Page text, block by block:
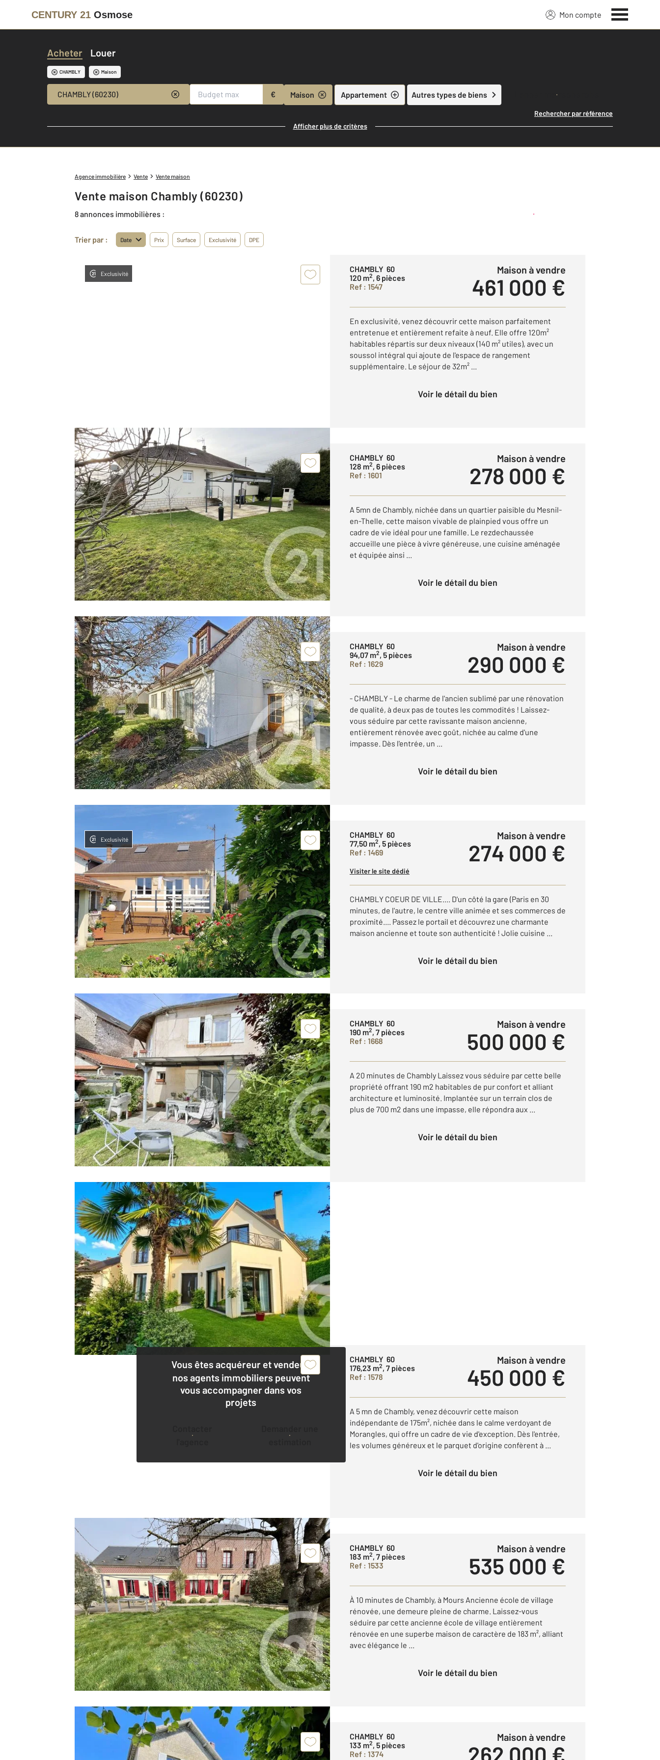
CENTURY 21 Osmose Mon compte
Acheter Louer
CHAMBLY Maison
CHAMBLY (60230) € Maison Appartement Autres types de biens Lancer ma recherche
Rechercher par référence
Afficher plus de critères
Agence immobilière Vente Vente maison
Vente maison Chambly (60230)
8 annonces immobilières : Créer une alerte
Trier par : Date Prix Surface Exclusivité DPE
Exclusivité
CHAMBLY 60
120 m2, 6 pièces
Ref : 1547
Maison à vendre
461 000 €
En exclusivité, venez découvrir cette maison parfaitement
entretenue et entièrement refaite à neuf. Elle offre 120m²
habitables répartis sur deux niveaux (140 m² utiles), avec un
soussol intégral qui ajoute de l'espace de rangement
supplémentaire. Le séjour de 32m² ...
Voir le détail du bien
CHAMBLY 60
128 m2, 6 pièces
Ref : 1601
Maison à vendre
278 000 €
A 5mn de Chambly, nichée dans un quartier paisible du Mesnil-
en-Thelle, cette maison vivable de plainpied vous offre un
cadre de vie idéal pour une famille. Le rezdechaussée
accueille une pièce à vivre généreuse, une cuisine aménagée
et équipée ainsi ...
Voir le détail du bien
CHAMBLY 60
94,07 m2, 5 pièces
Ref : 1629
Maison à vendre
290 000 €
- CHAMBLY - Le charme de l'ancien sublimé par une rénovation
de qualité, à deux pas de toutes les commodités ! Laissez-
vous séduire par cette ravissante maison ancienne,
entièrement rénovée avec goût, nichée au calme d'une
impasse. Dès l'entrée, un ...
Voir le détail du bien
Exclusivité
CHAMBLY 60
77,50 m2, 5 pièces
Ref : 1469
Maison à vendre
274 000 €
Visiter le site dédié
CHAMBLY COEUR DE VILLE.... D'un côté la gare (Paris en 30
minutes, de l'autre, le centre ville animée et ses commerces de
proximité.... Passez le portail et découvrez une charmante
maison ancienne et toute son authenticité ! Jolie cuisine ...
Voir le détail du bien
CHAMBLY 60
190 m2, 7 pièces
Ref : 1668
Maison à vendre
500 000 €
A 20 minutes de Chambly Laissez vous séduire par cette belle
propriété offrant 190 m2 habitables de pur confort et alliant
architecture et luminosité. Implantée sur un terrain clos de
plus de 700 m2 dans une impasse, elle répondra aux ...
Voir le détail du bien
Vous êtes acquéreur et vendeur,
nos agents immobiliers peuvent
vous accompagner dans vos
projets
CHAMBLY 60
176,23 m2, 7 pièces
Ref : 1578
Maison à vendre
450 000 €
A 5 mn de Chambly, venez découvrir cette maison
indépendante de 175m², nichée dans le calme verdoyant de
Morangles, qui offre un cadre de vie d'exception. Dès l'entrée,
les volumes généreux et le parquet d'origine confèrent à ...
Voir le détail du bien
CHAMBLY 60
183 m2, 7 pièces
Ref : 1533
Maison à vendre
535 000 €
À 10 minutes de Chambly, à Mours Ancienne école de village
rénovée, une demeure pleine de charme. Laissez-vous
séduire par cette ancienne école de village entièrement
rénovée en une superbe maison de caractère de 183 m², alliant
avec élégance le ...
Voir le détail du bien
CHAMBLY 60
133 m2, 5 pièces
Ref : 1374
Maison à vendre
262 000 €